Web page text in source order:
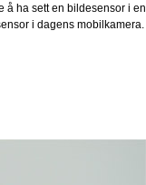
å ha sett en bildesensor i en
i dagens mobilkamera.